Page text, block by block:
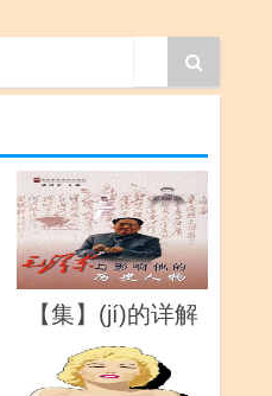
【集】(jí)的详解